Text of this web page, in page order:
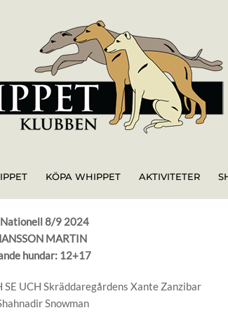
KÖPA WHIPPET AKTIVITETER
8/9 2024
MARTIN
hundar: 12+17
SE UCH Skräddaregårdens Xante Zanzibar
Snowman